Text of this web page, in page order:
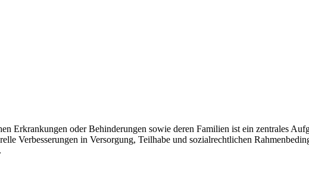
Erkrankungen oder Behinderungen sowie deren Familien ist ein zentrales
Verbesserungen in Versorgung, Teilhabe und sozialrechtlichen